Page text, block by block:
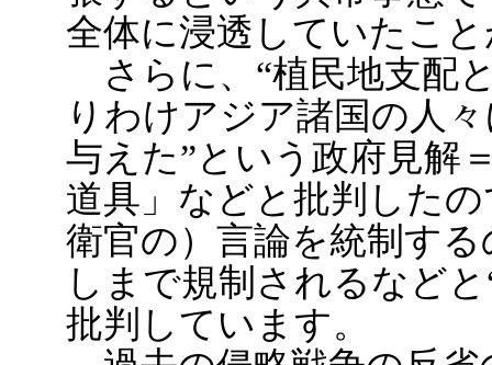
全体に浸透していたこ
さらに、“植民地支配
りわけアジア諸国の人
与えた”という政府見解
道具」などと批判した
衛官の）言論を統制す
しまで規制されるなど
批判しています。